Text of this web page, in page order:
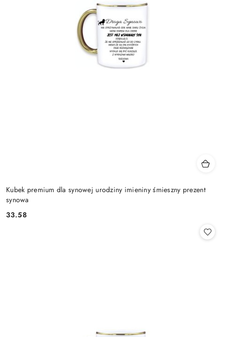
Kubek premium dla synowej urodziny imieniny śmieszny prezent
synowa
Cena:
33.58